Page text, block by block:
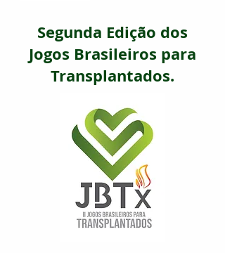
Segunda Edição dos
Jogos Brasileiros para
Transplantados.